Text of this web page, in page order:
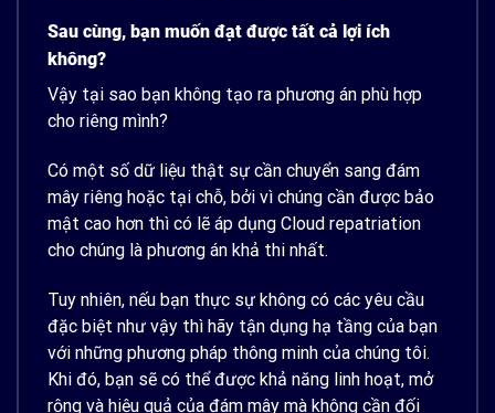
Sau cùng, bạn muốn đạt được tất cả lợi ích
không?
Vậy tại sao bạn không tạo ra phương án phù hợp
cho riêng mình?
Có một số dữ liệu thật sự cần chuyển sang đám
mây riêng hoặc tại chỗ, bởi vì chúng cần được bảo
mật cao hơn thì có lẽ áp dụng Cloud repatriation
cho chúng là phương án khả thi nhất.
Tuy nhiên, nếu bạn thực sự không có các yêu cầu
đặc biệt như vậy thì hãy tận dụng hạ tầng của bạn
với những phương pháp thông minh của chúng tôi.
Khi đó, bạn sẽ có thể được khả năng linh hoạt, mở
rộng và hiệu quả của đám mây mà không cần đối